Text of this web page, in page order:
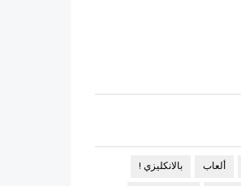
ألعاب بالانكليزي !